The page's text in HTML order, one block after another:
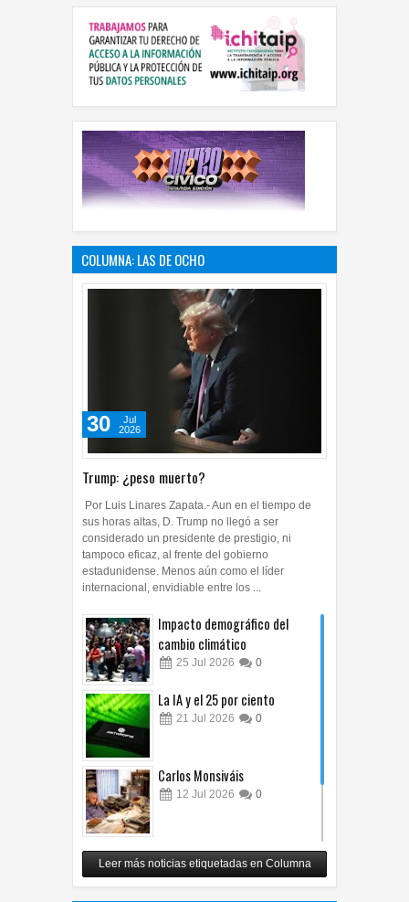
COLUMNA: LAS DE OCHO
Trump: ¿peso muerto?
30
Jul
Por Luis Linares Zapata.- Aun en el tiempo de
sus horas altas, D. Trump no llegó a ser
considerado un presidente de prestigio, ni
tampoco eficaz, al frente del gobierno
estadunidense. Menos aún como el líder
Impacto demográfico del
cambio climático
La IA y el 25 por ciento
Carlos Monsiváis
Revuelo en la inteligencia
artificial